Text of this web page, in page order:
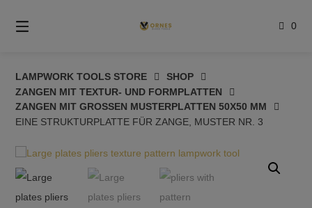
zum
Inhalt
0
LAMPWORK TOOLS STORE
SHOP
ZANGEN MIT TEXTUR- UND FORMPLATTEN
ZANGEN MIT GROSSEN MUSTERPLATTEN 50X50 MM
EINE STRUKTURPLATTE FÜR ZANGE, MUSTER NR. 3